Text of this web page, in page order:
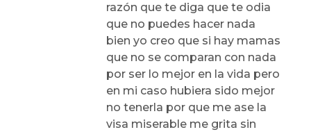
razón que te diga que te odia
que no puedes hacer nada
bien yo creo que si hay mamas
que no se comparan con nada
por ser lo mejor en la vida pero
en mi caso hubiera sido mejor
no tenerla por que me ase la
visa miserable me grita sin